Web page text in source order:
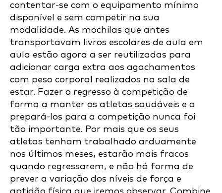
contentar-se com o equipamento mínimo
disponível e sem competir na sua
modalidade. As mochilas que antes
transportavam livros escolares de aula em
aula estão agora a ser reutilizadas para
adicionar carga extra aos agachamentos
com peso corporal realizados na sala de
estar. Fazer o regresso à competição de
forma a manter os atletas saudáveis e a
prepará-los para a competição nunca foi
tão importante. Por mais que os seus
atletas tenham trabalhado arduamente
nos últimos meses, estarão mais fracos
quando regressarem, e não há forma de
prever a variação dos níveis de força e